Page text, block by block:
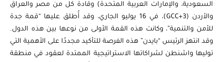
السعودية، والإمارات العربية المتحدة) وقادة كل من مصر والعراق
والأردن (GCC+3)، في 16 يوليو الجاري، وقد أُطلق عليها “قمة جدة
للأمن والتنمية”، وكانت هذه القمة الأولى من نوعها بين هذه الدول.
وقد انتهز الرئيس “بايدن” هذه الفرصة للتأكيد مجددًا على الأهمية التي
توليها واشنطن لشراكاتها الاستراتيجية الممتدة لعقود في منطقة